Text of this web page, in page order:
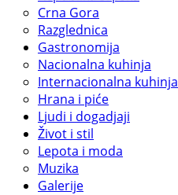
Crna Gora
Razglednica
Gastronomija
Nacionalna kuhinja
Internacionalna kuhinja
Hrana i piće
Ljudi i dogadjaji
Život i stil
Lepota i moda
Muzika
Galerije